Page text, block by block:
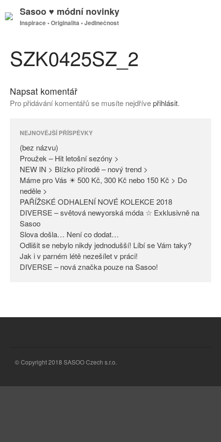
Proužek – Hit letošní sezóny >
Kč nebo 150 Kč > Do neděle >
PAŘÍŽSKÉ ODHALENÍ NOVÉ
KOLEKCE 2018
móda ☆ Exklusivně na Sasoo
Odlišit se nebylo nikdy
jednodušší! Líbí se Vám taky?
Jak i v parném létě nezešílet v
práci!
Sasoo ♥ módní novinky
Inspirace • Originalita • Jedinečnost
SZK0425SZ_2
Napsat komentář
Pro přidávání komentářů se musíte nejdřívepřihlásit.
NEJNOVĚJŠÍ PŘÍSPĚVKY
(bez názvu)
Proužek – Hit letošní sezóny >
NEW IN > Blízko přírodě – nový trend >
Máme pro Vás ☀ 500 Kč, 300 Kč nebo 150 Kč > Do
neděle >
PAŘÍŽSKÉ ODHALENÍ NOVÉ KOLEKCE 2018
DIVERSE – světová newyorská móda ☆ Exklusivně na
Sasoo
Slova došla… Není co dodat…
Odlišit se nebylo nikdy jednodušší! Líbí se Vám taky?
Jak i v parném létě nezešílet v práci!
DIVERSE – nová značka pouze na Sasoo!
© Copyright 2018 SASOO Czech s.r.o.